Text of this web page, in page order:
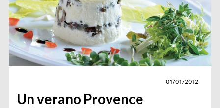
01/01/2012
Un verano Provence